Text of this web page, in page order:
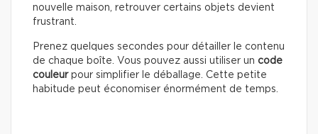
nouvelle maison, retrouver certains objets devient
frustrant.
Prenez quelques secondes pour détailler le contenu
de chaque boîte. Vous pouvez aussi utiliser un code
couleurpour simplifier le déballage. Cette petite
habitude peut économiser énormément de temps.